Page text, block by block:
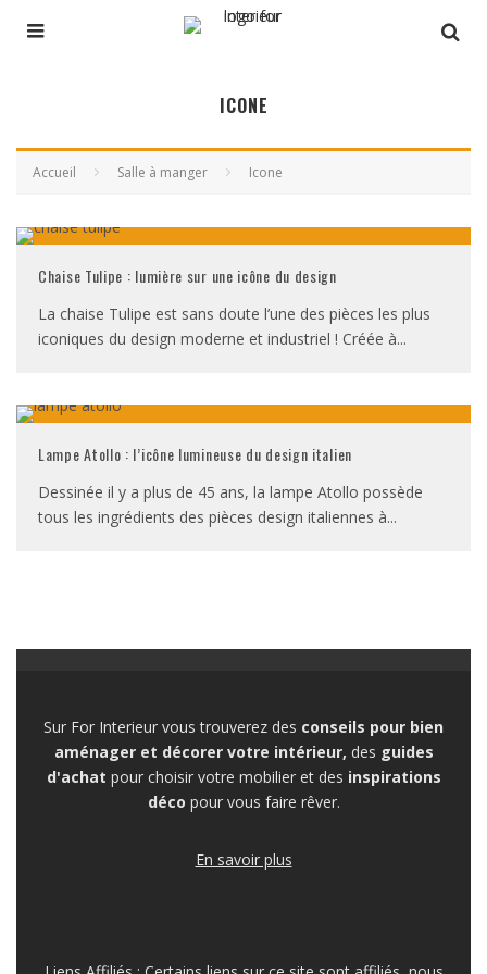
ICONE
Accueil Salle à manger Icone
Chaise Tulipe : lumière sur une icône du design
La chaise Tulipe est sans doute l’une des pièces les plus
iconiques du design moderne et industriel ! Créée à...
Lampe Atollo : l’icône lumineuse du design italien
Dessinée il y a plus de 45 ans, la lampe Atollo possède
tous les ingrédients des pièces design italiennes à...
Sur For Interieur vous trouverez des conseils pour bien
aménager et décorer votre intérieur, des guides
d'achat pour choisir votre mobilier et des inspirations
déco pour vous faire rêver.
En savoir plus